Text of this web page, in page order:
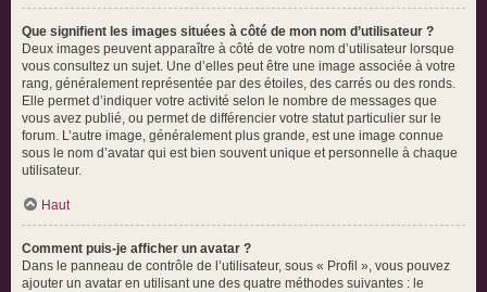
Que signifient les images situées à côté de mon nom d’utilisateur ?
Deux images peuvent apparaître à côté de votre nom d’utilisateur lorsque
vous consultez un sujet. Une d’elles peut être une image associée à votre
rang, généralement représentée par des étoiles, des carrés ou des ronds.
Elle permet d’indiquer votre activité selon le nombre de messages que
vous avez publié, ou permet de différencier votre statut particulier sur le
forum. L’autre image, généralement plus grande, est une image connue
sous le nom d’avatar qui est bien souvent unique et personnelle à chaque
utilisateur.
Haut
Comment puis-je afficher un avatar ?
Dans le panneau de contrôle de l’utilisateur, sous « Profil », vous pouvez
ajouter un avatar en utilisant une des quatre méthodes suivantes : le